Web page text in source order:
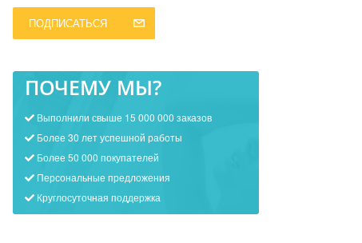
ПОДПИСАТЬСЯ
ПОЧЕМУ МЫ?
Выполнили свыше 15 000 000 заказов
Более 30 лет успешной работы
Более 50 000 покупателей
Персональные предложения
Круглосуточная поддержка